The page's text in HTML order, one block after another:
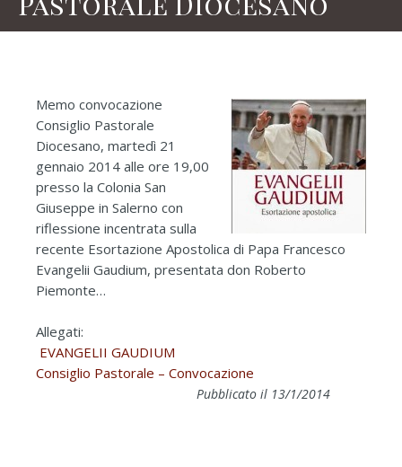
Memo convocazione
Consiglio Pastorale
Diocesano, martedì 21
gennaio 2014 alle ore 19,00
presso la Colonia San
Giuseppe in Salerno con
riflessione incentrata sulla
recente Esortazione Apostolica di Papa Francesco
Evangelii Gaudium, presentata don Roberto
Piemonte…
Allegati:
EVANGELII GAUDIUM
Consiglio Pastorale – Convocazione
Pubblicato il 13/1/2014